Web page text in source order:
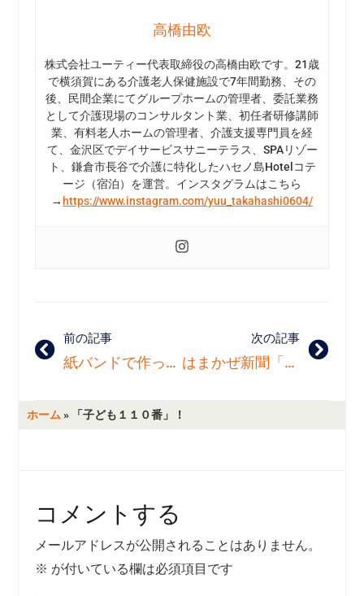
高橋由欧
株式会社ユーティー代表取締役の高橋由欧です。21歳
で横須賀にある介護老人保健施設で7年間勤務、その
後、民間企業にてグループホームの管理者、委託業務
として介護現場のコンサルタント業、初任者研修講師
業、有料老人ホームの管理者、介護支援専門員を経
て、金沢区でデイサービスサニーテラス、SPAリゾー
ト、鎌倉市長谷で介護に特化したハセノ島Hotelコテ
ージ（宿泊）を運営。インスタグラムはこちら
→ https://www.instagram.com/yuu_takahashi0604/
前の記事
紙バンドで作ったカエルの鉛筆たて！
次の記事
はまかぜ新聞「金沢の人」！
ホーム » 「子ども１１０番」！
コメントする
メールアドレスが公開されることはありません。
※ が付いている欄は必須項目です